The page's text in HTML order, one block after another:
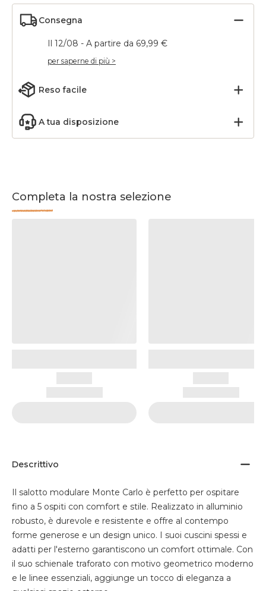
Consegna
Il 12/08 - A partire da 69,99 €
per saperne di più >
Reso facile
A tua disposizione
Completa la nostra selezione
Descrittivo
Il salotto modulare Monte Carlo è perfetto per ospitare
fino a 5 ospiti con comfort e stile. Realizzato in alluminio
robusto, è durevole e resistente e offre al contempo
forme generose e un design unico. I suoi cuscini spessi e
adatti per l'esterno garantiscono un comfort ottimale. Con
il suo schienale traforato con motivo geometrico moderno
e le linee essenziali, aggiunge un tocco di eleganza a